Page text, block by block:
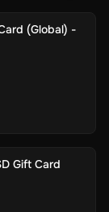
(Global) -
Gift Card